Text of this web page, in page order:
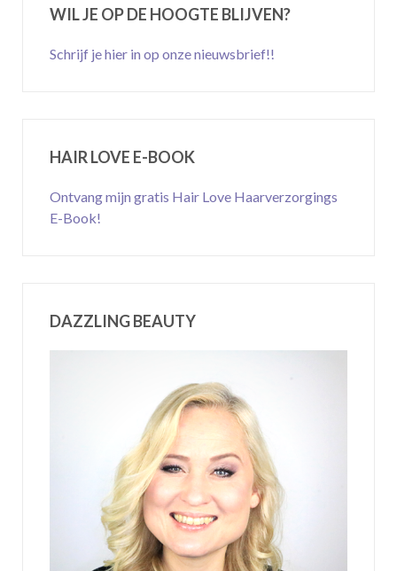
WIL JE OP DE HOOGTE BLIJVEN?
Schrijf je hier in op onze nieuwsbrief!!
HAIR LOVE E-BOOK
Ontvang mijn gratis Hair Love Haarverzorgings
E-Book!
DAZZLING BEAUTY